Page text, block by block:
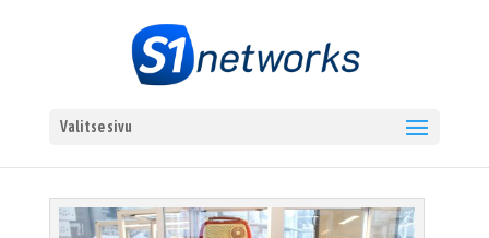
Valitse sivu